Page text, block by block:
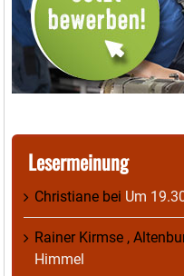
Lesermeinung
Christiane bei Um
Rainer Kirmse ,
Himmel